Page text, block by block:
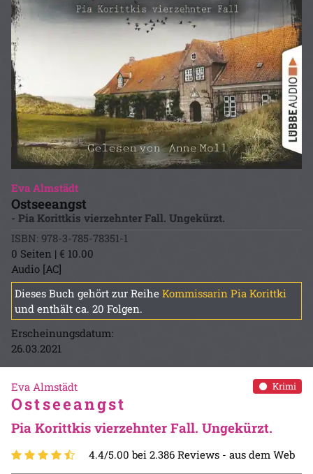
Eva Almstädt
Ostseeangst
- Pia Korittkis vierzehnter Fall. Ungekürzt.
ISBN: 978-3-785-78351-1
0 Seiten | € 10.00
Audio [AC]
Dieses Buch gehört zur Reihe Kommissarin Pia Korittki
und enthält ca. 20 Folgen.
Erscheinungsdatum:
26.03.2021
Krimi
Eva Almstädt
Ostseeangst
Pia Korittkis vierzehnter Fall. Ungekürzt.
4.4/5.00 bei 2.386 Reviews - aus dem Web